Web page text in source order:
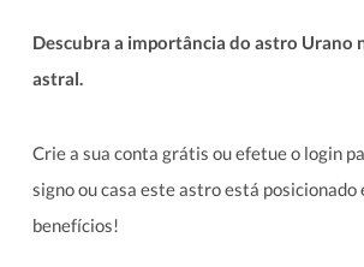
Descubra a importância do astro Urano
astral.
Crie a sua conta grátis ou efetue o login
signo ou casa este astro está posicionado
benefícios!